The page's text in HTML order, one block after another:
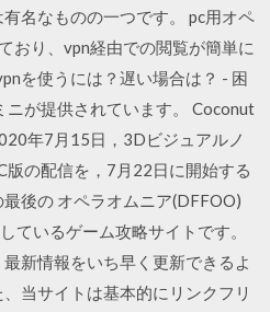
名なものの一つです。 pc用オペ
おり、vpn経由での閲覧が簡単に
を使うには？遅い場合は？ - 困
ニが提供されています。 Coconut
年7月15日，3Dビジュアルノ
の配信を，7月22日に開始する
後の オペラオムニア(DFFOO)
ているゲーム攻略サイトです。
新情報をいち早く更新できるよ
当サイトは基本的にリンクフリ